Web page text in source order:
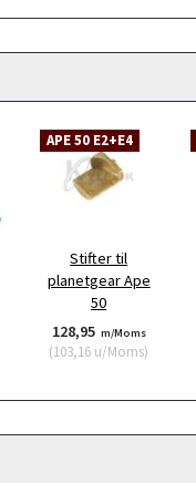
APE 50 E2+E4
Stifter til
planetgear Ape
50
128,95 m/Moms
(103,16 u/Moms)